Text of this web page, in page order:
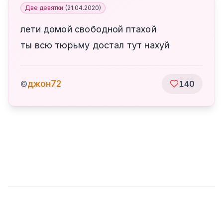
Две девятки (21.04.2020)
лети домой свободной птахой
ты всю тюрьму достал тут нахуй
©джон72 140